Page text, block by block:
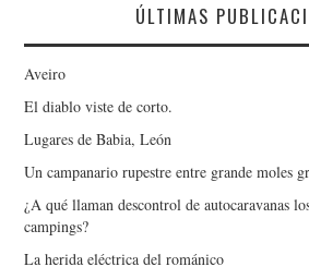
ÚLTIMAS
Aveiro
El diablo viste de corto.
Lugares de Babia, León
Un campanario rupestre entre grande moles
¿A qué llaman descontrol de autocaravanas
campings?
La herida eléctrica del románico